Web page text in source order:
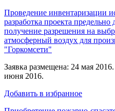
Проведение инвентаризации
разработка проекта
получение разрешения на
атмосферный воздух для
"Горкомсети"
Заявка размещена: 24 мая
июня 2016.
Добавить в избранное